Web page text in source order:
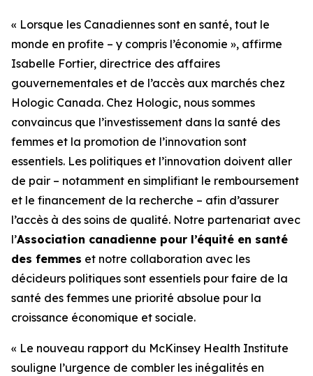
« Lorsque les Canadiennes sont en santé, tout le
monde en profite – y compris l’économie », affirme
Isabelle Fortier, directrice des affaires
gouvernementales et de l’accès aux marchés chez
Hologic Canada. Chez Hologic, nous sommes
convaincus que l’investissement dans la santé des
femmes et la promotion de l’innovation sont
essentiels. Les politiques et l’innovation doivent aller
de pair – notamment en simplifiant le remboursement
et le financement de la recherche – afin d’assurer
l’accès à des soins de qualité. Notre partenariat avec
l’Association canadienne pour l’équité en santé
des femmes et notre collaboration avec les
décideurs politiques sont essentiels pour faire de la
santé des femmes une priorité absolue pour la
croissance économique et sociale.
« Le nouveau rapport du McKinsey Health Institute
souligne l’urgence de combler les inégalités en